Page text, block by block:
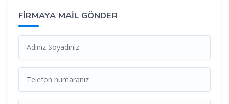
FİRMAYA MAİL GÖNDER